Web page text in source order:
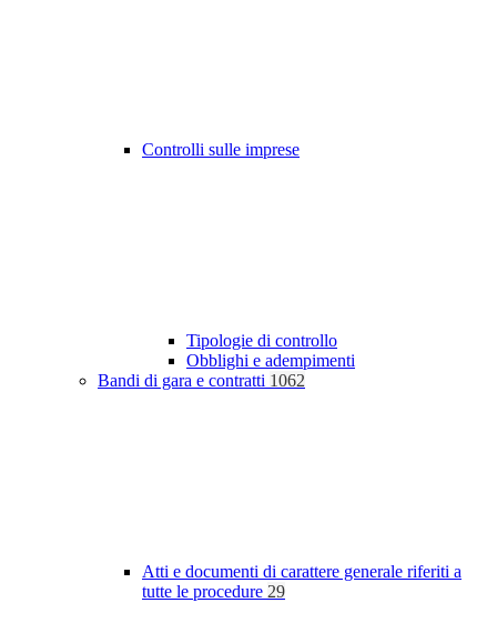
Controlli sulle imprese
Tipologie di controllo
Obblighi e adempimenti
Bandi di gara e contratti 1062
Atti e documenti di carattere generale riferiti a
tutte le procedure 29